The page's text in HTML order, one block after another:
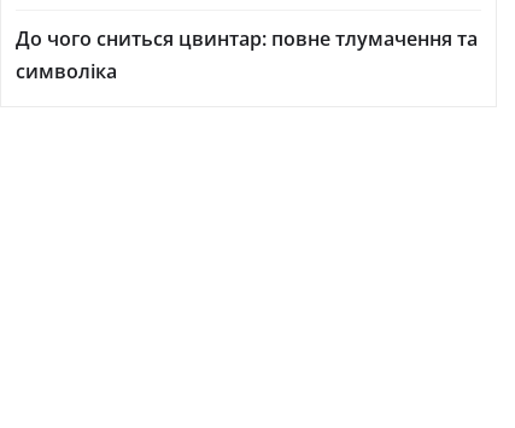
До чого сниться цвинтар: повне тлумачення та
символіка